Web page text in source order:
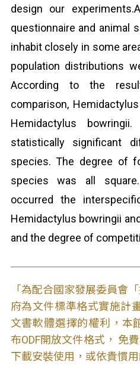
design our
questionnaire and animal
inhabit closely in some
population distributions
According to the
comparison,
Hemidactylus
statistically significant
species. The degree of
species was all
occurred the
Hemidactylus bowringii
and the degree of
「為配合國家發展委員會
府為文件標準格式實施計
文書軟體選擇的權利，本
布ODF開放文件格式， 免
下載安裝使用，或依貴慣用